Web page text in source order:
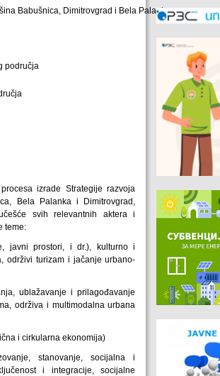
Babušnica, Dimitrovgrad i Bela Palanka
područja
izrade Strategije razvoja
Bela Palanka i Dimitrovgrad,
svih relevantnih aktera i
teme:
javni prostori, i dr.), kulturno i
održivi turizam i jačanje urbano-
ublažavanje i prilagođavanje
održiva i multimodalna urbana
i cirkularna ekonomija)
stanovanje, socijalna i
i integracije, socijalne